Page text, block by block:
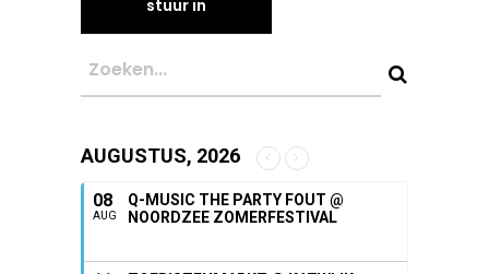
AUGUSTUS, 2026
08
AUG
Q-MUSIC THE PARTY FOUT @
NOORDZEE ZOMERFESTIVAL